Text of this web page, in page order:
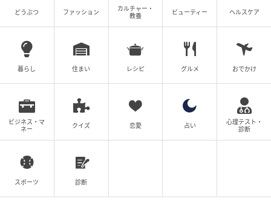
どうぶつ ファッション
カルチャー・
教養
ビューティー ヘルスケア
暮らし 住まい レシピ グルメ おでかけ
ビジネス・マ
ネー
クイズ 恋愛 占い
心理テスト・
診断
スポーツ 診断